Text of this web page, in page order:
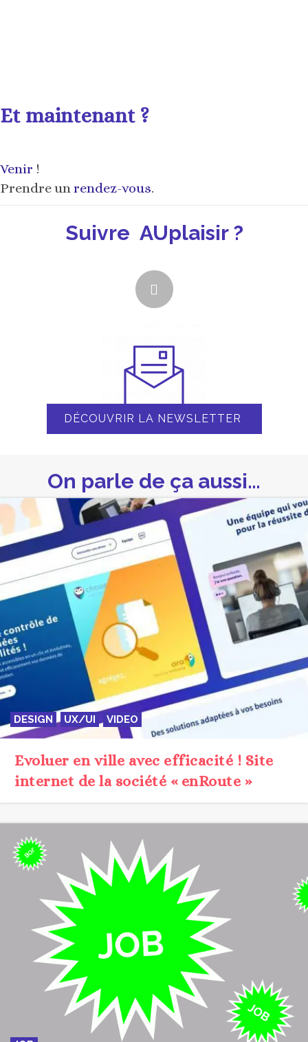
Et maintenant ?
Venir !
Prendre unrendez-vous.
Suivre AUplaisir ?
DÉCOUVRIR LA NEWSLETTER
On parle de ça aussi…
DESIGN UX/UI VIDEO
Evoluer en ville avec efficacité ! Site
internet de la société « enRoute »